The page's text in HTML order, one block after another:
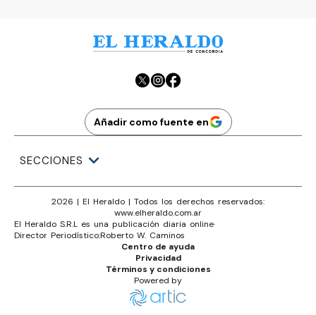
Añadir como fuente en
SECCIONES
2026 | El Heraldo | Todos los derechos reservados:
www.elheraldo.com.ar
El Heraldo S.R.L es una publicación diaria online·
Director Periodístico:Roberto W. Caminos
Términos y condiciones
Privacidad
Centro de ayuda
Powered by